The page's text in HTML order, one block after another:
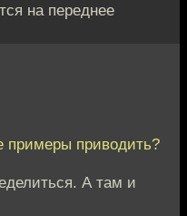
на переднее
примеры приводить?
А там и